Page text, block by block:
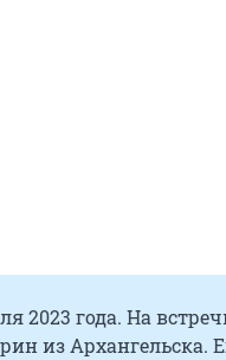
2023 года. На
из Архангельска.